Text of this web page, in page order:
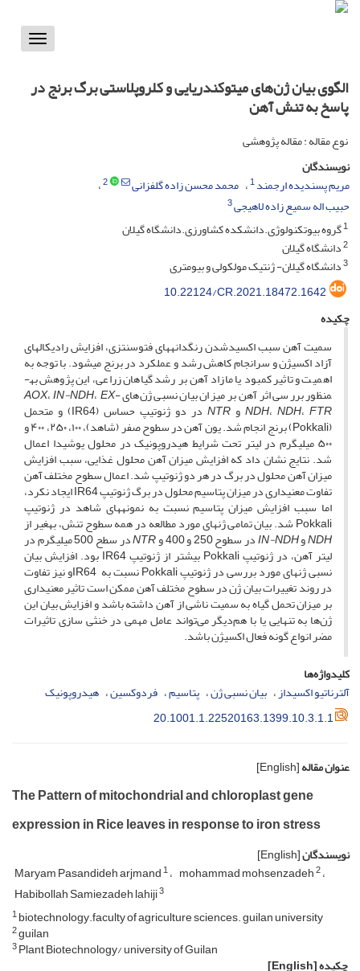
Toggle
الگوی بیان ژن‌های میتوکندریایی و کلروپلاستی برگ برنج در
پاسخ به تنش آهن
نوع مقاله : مقاله پژوهشی
نویسندگان
مریم پسندیده ارجمند1 محمد محسن زاده گلفزانی 2
حبیب اله سمیع زاده لاهیجی3
1گروه بیوتکنولوژی.دانشکده کشاورزی.دانشگاه گیلان
2دانشگاه گیلان
3دانشگاه گیلان- ژنتیک مولکولی و بیومتری
10.22124/CR.2021.18472.1642
چکیده
سمیت آهن سبب اکسیدشدن رنگدانه­­­های فتوسنتزی، افزایش رادیکال­های
آزاد اکسیژن و سرانجام کاهش رشد و عملکرد در برنج می­شود. با توجه به
اهمیت و تاثیر کمبود یا مازاد آهن بر رشد گیاهان زراعی، این پژوهش به­
منظور بررسی اثر آهن بر میزان بیان نسبی ژن‌های AOX،IN-NDH،EX-
NDH، NDH، FTR و NTR در دو ژنوتیپ حساس (IR64) و متحمل
(Pokkali) برنج انجام شد. یون آهن در سطوح صفر (شاهد)، ۱۰۰، ۲۵۰، ۴۰۰ و
۵۰۰ میلی­گرم در لیتر تحت شرایط هیدروپونیک در محلول یوشیدا اعمال
شد. نتایج نشان داد که افزایش میزان آهن محلول غذایی، سبب افزایش
میزان آهن محلول در برگ در هر دو ژنوتیپ شد. اعمال سطوح مختلف آهن
تفاوت معنی­داری در میزان پتاسیم محلول در برگ ژنوتیپ IR64 ایجاد نکرد،
اما سبب افزایش میزان پتاسیم نسبت به نمونه­های شاهد در ژنوتیپ
Pokkali شد. بیان تمامی ژن­های مورد مطالعه در همه سطوح تنش، به­غیر از
NDHوIN-NDHدر سطوح 250 و 400 و NTR در سطح 500 میلی­گرم در
لیتر آهن، در ژنوتیپ Pokkali بیش­تر از ژنوتیپ IR64 بود. افزایش بیان
نسبی ژن­های مورد بررسی در ژنوتیپ Pokkali نسبت به IR64و نیز تفاوت
در روند تغییرات بیان ژن در سطوح مختلف آهن ممکن است تاثیر معنی­داری
بر میزان تحمل گیاه به سمیت ناشی از آهن داشته باشد و افزایش بیان این
ژن‌ها به تنهایی یا با هم‌دیگر می‌تواند عامل مهمی در خنثی سازی تاثیرات
مضر انواع گونه ‌فعال اکسیژن باشد.
کلیدواژه‌ها
آلترناتیو اکسیداز بیان نسبی ژن پتاسیم فردوکسین هیدروپونیک
20.1001.1.22520163.1399.10.3.1.1
عنوان مقاله[English]
The Pattern of mitochondrial and chloroplast gene
expression in Rice leaves in response to iron stress
نویسندگان[English]
Maryam Pasandideh arjmand1 mohammad mohsenzadeh2
Habibollah Samiezadeh lahiji3
1biotechnology.faculty of agriculture sciences. guilan university
2guilan
3Plant Biotechnology/ university of Guilan
چکیده[English]